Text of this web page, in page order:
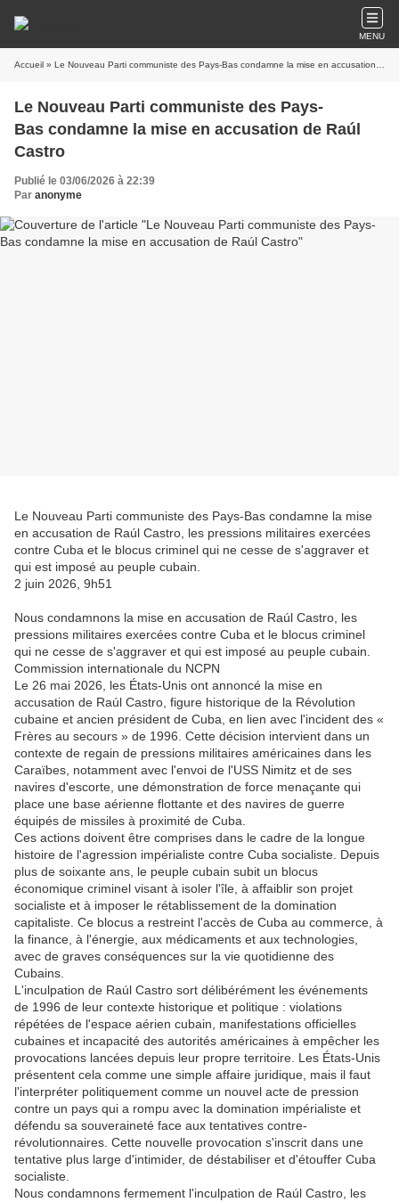
MENU
Accueil » Le Nouveau Parti communiste des Pays-Bas condamne la mise en accusation de Raúl Castro
Le Nouveau Parti communiste des Pays-
Bas condamne la mise en accusation de Raúl
Castro
Publié le 03/06/2026 à 22:39
Par anonyme
Le Nouveau Parti communiste des Pays-Bas condamne la mise
en accusation de Raúl Castro, les pressions militaires exercées
contre Cuba et le blocus criminel qui ne cesse de s'aggraver et
qui est imposé au peuple cubain.
2 juin 2026, 9h51
Nous condamnons la mise en accusation de Raúl Castro, les
pressions militaires exercées contre Cuba et le blocus criminel
qui ne cesse de s'aggraver et qui est imposé au peuple cubain.
Commission internationale du NCPN
Le 26 mai 2026, les États-Unis ont annoncé la mise en
accusation de Raúl Castro, figure historique de la Révolution
cubaine et ancien président de Cuba, en lien avec l'incident des «
Frères au secours » de 1996. Cette décision intervient dans un
contexte de regain de pressions militaires américaines dans les
Caraïbes, notamment avec l'envoi de l'USS Nimitz et de ses
navires d'escorte, une démonstration de force menaçante qui
place une base aérienne flottante et des navires de guerre
équipés de missiles à proximité de Cuba.
Ces actions doivent être comprises dans le cadre de la longue
histoire de l'agression impérialiste contre Cuba socialiste. Depuis
plus de soixante ans, le peuple cubain subit un blocus
économique criminel visant à isoler l'île, à affaiblir son projet
socialiste et à imposer le rétablissement de la domination
capitaliste. Ce blocus a restreint l'accès de Cuba au commerce, à
la finance, à l'énergie, aux médicaments et aux technologies,
avec de graves conséquences sur la vie quotidienne des
Cubains.
L'inculpation de Raúl Castro sort délibérément les événements
de 1996 de leur contexte historique et politique : violations
répétées de l'espace aérien cubain, manifestations officielles
cubaines et incapacité des autorités américaines à empêcher les
provocations lancées depuis leur propre territoire. Les États-Unis
présentent cela comme une simple affaire juridique, mais il faut
l'interpréter politiquement comme un nouvel acte de pression
contre un pays qui a rompu avec la domination impérialiste et
défendu sa souveraineté face aux tentatives contre-
révolutionnaires. Cette nouvelle provocation s'inscrit dans une
tentative plus large d'intimider, de déstabiliser et d'étouffer Cuba
socialiste.
Nous condamnons fermement l'inculpation de Raúl Castro, les